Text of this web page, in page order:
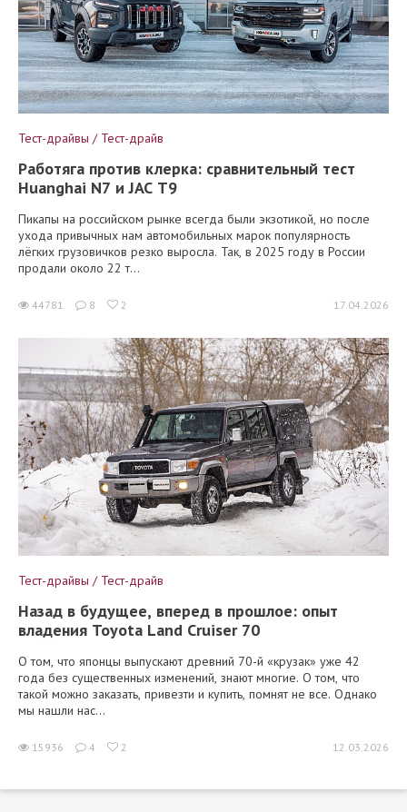
Тест-драйвы / Тест-драйв
Работяга против клерка: сравнительный тест
Huanghai N7 и JAC T9
Пикапы на российском рынке всегда были экзотикой, но после
ухода привычных нам автомобильных марок популярность
лёгких грузовичков резко выросла. Так, в 2025 году в России
продали около 22 т...
44781 8 2 17.04.2026
Тест-драйвы / Тест-драйв
Назад в будущее, вперед в прошлое: опыт
владения Toyota Land Cruiser 70
О том, что японцы выпускают древний 70-й «крузак» уже 42
года без существенных изменений, знают многие. О том, что
такой можно заказать, привезти и купить, помнят не все. Однако
мы нашли нас...
15936 4 2 12.03.2026